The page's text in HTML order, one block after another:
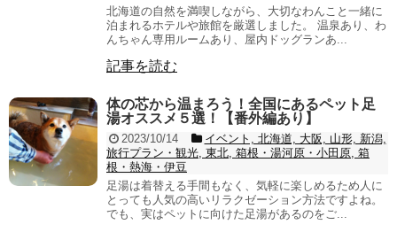
北海道の自然を満喫しながら、大切なわんこと一緒に
泊まれるホテルや旅館を厳選しました。 温泉あり、わ
んちゃん専用ルームあり、屋内ドッグランあ...
記事を読む
体の芯から温まろう！全国にあるペット足
湯オススメ５選！【番外編あり】
2023/10/14
イベント, 北海道, 大阪, 山形, 新潟,
旅行プラン・観光, 東北, 箱根・湯河原・小田原, 箱
根・熱海・伊豆
足湯は着替える手間もなく、気軽に楽しめるため人に
とっても人気の高いリラクゼーション方法ですよね。
でも、実はペットに向けた足湯があるのをご...